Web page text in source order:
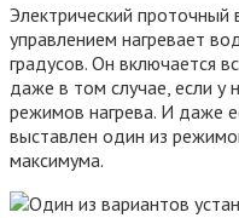
Электрический проточный
управлением нагревает
градусов. Он включается
даже в том случае, если у
режимов нагрева. И даже
выставлен один из
максимума.